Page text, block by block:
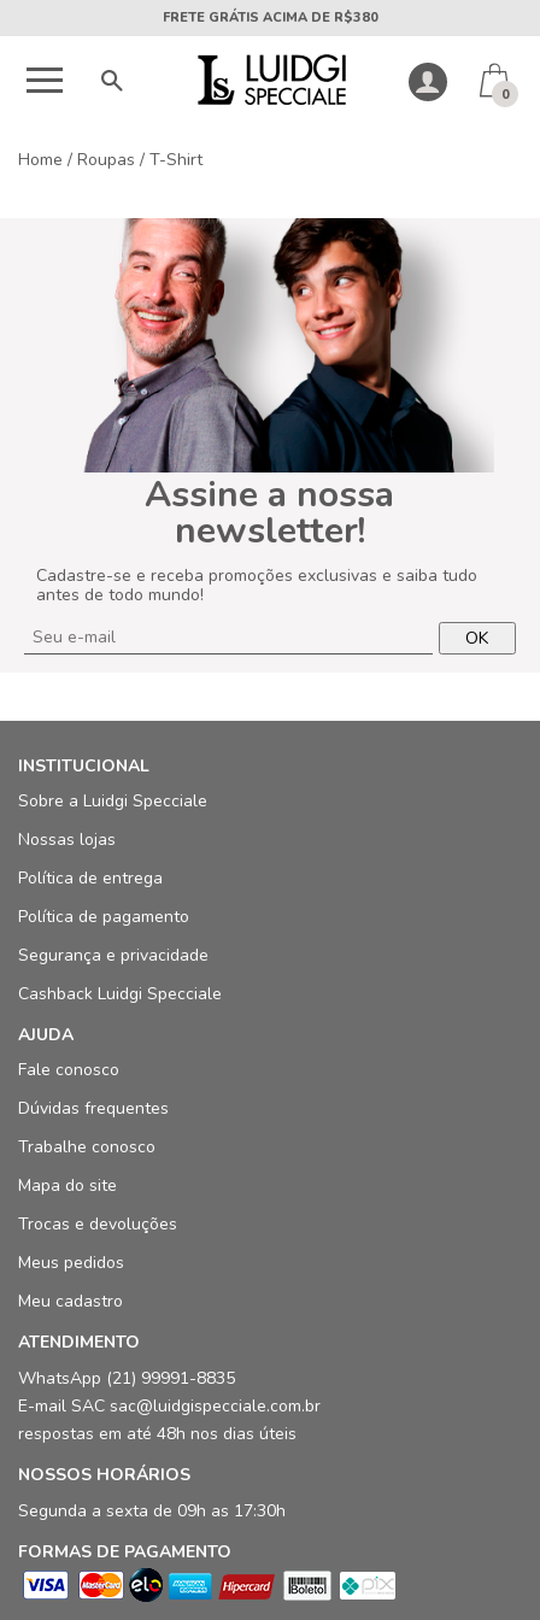
FRETE GRÁTIS ACIMA DE R$380
0
Home / Roupas / T-Shirt
Assine a nossa
newsletter!
Cadastre-se e receba promoções exclusivas e saiba tudo
antes de todo mundo!
OK
INSTITUCIONAL
Sobre a Luidgi Specciale
Nossas lojas
Política de entrega
Política de pagamento
Segurança e privacidade
Cashback Luidgi Specciale
AJUDA
Fale conosco
Dúvidas frequentes
Trabalhe conosco
Mapa do site
Trocas e devoluções
Meus pedidos
Meu cadastro
ATENDIMENTO
WhatsApp (21) 99991-8835
E-mail SAC sac@luidgispecciale.com.br
respostas em até 48h nos dias úteis
NOSSOS HORÁRIOS
Segunda a sexta de 09h as 17:30h
FORMAS DE PAGAMENTO